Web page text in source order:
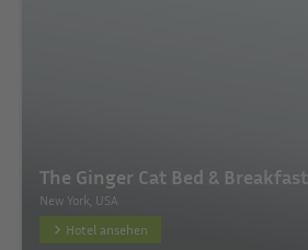
The Ginger Cat Bed & Breakfast
New York, USA
Hotel ansehen